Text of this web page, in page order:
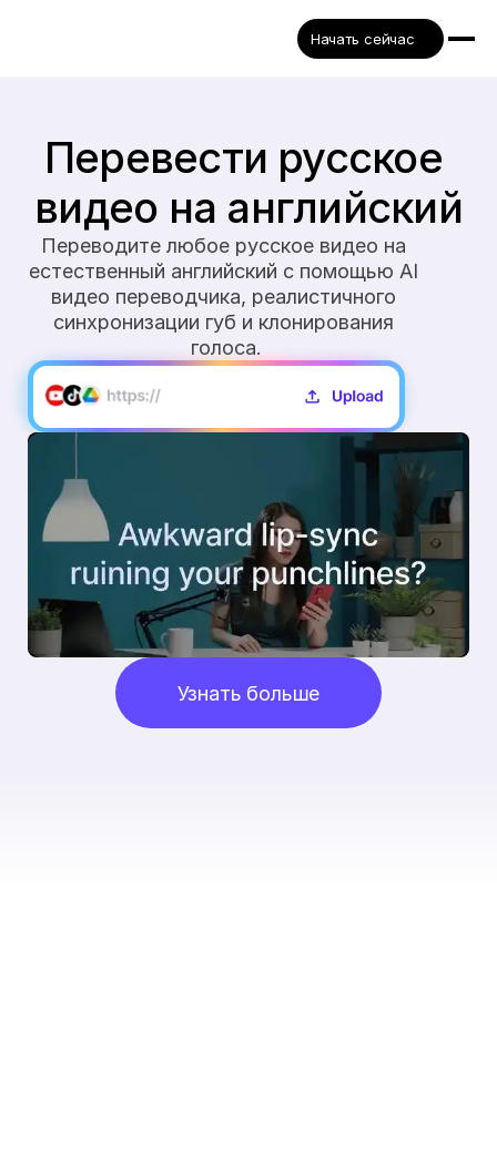
Начать сейчас
Перевести русское
видео на английский
Переводите любое русское видео на
естественный английский с помощью AI
видео переводчика, реалистичного
синхронизации губ и клонирования
голоса.
Узнать больше